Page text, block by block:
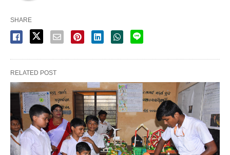
SHARE
RELATED POST